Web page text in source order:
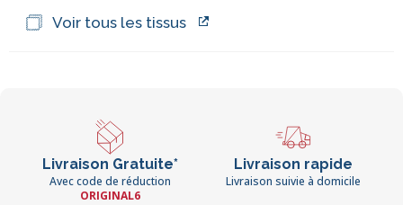
Voir tous les tissus
Livraison Gratuite*
Avec code de réduction
ORIGINAL6
Livraison rapide
Livraison suivie à domicile